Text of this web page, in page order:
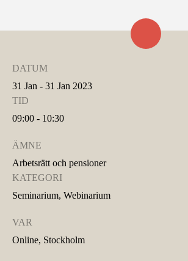
DATUM
31 Jan - 31 Jan 2023
TID
09:00 - 10:30
ÄMNE
Arbetsrätt och pensioner
KATEGORI
Seminarium, Webinarium
VAR
Online, Stockholm